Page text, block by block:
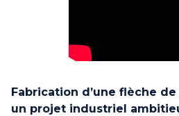
Fabrication d’une flèche
un projet industriel